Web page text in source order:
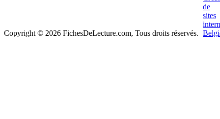
Copyright © 2026 FichesDeLecture.com, Tous droits réservés.